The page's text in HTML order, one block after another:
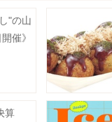
"の山
催》
算